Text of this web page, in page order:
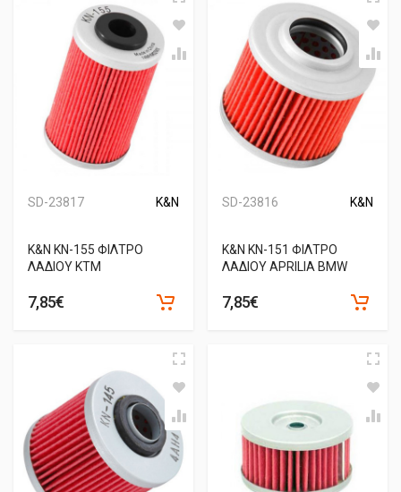
SD-23817 K&N
Κ&Ν ΚΝ-155 ΦΙΛΤΡΟ
ΛΑΔΙΟΥ KTM
7,85€
SD-23816 K&N
Κ&Ν ΚΝ-151 ΦΙΛΤΡΟ
ΛΑΔΙΟΥ APRILIA BMW
7,85€